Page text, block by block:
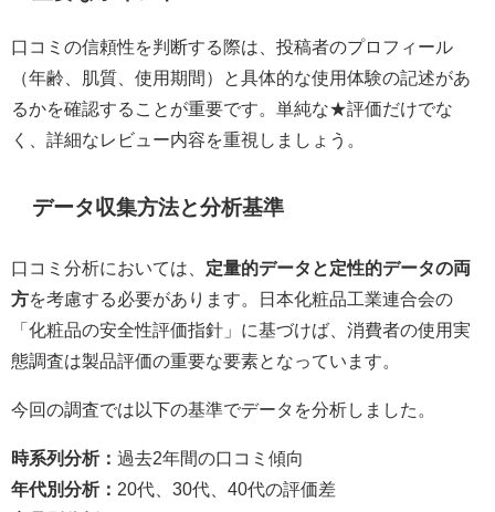
口コミの信頼性を判断する際は、投稿者のプロフィール
（年齢、肌質、使用期間）と具体的な使用体験の記述があ
るかを確認することが重要です。単純な★評価だけでな
く、詳細なレビュー内容を重視しましょう。
データ収集方法と分析基準
口コミ分析においては、 定量的データと定性的データの両
方を考慮する必要があります。日本化粧品工業連合会の
「化粧品の安全性評価指針」に基づけば、消費者の使用実
態調査は製品評価の重要な要素となっています。
今回の調査では以下の基準でデータを分析しました。
時系列分析： 過去2年間の口コミ傾向
年代別分析： 20代、30代、40代の評価差